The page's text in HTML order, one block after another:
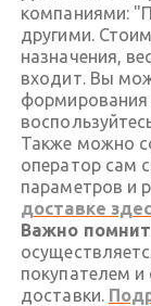
компаниями:
другими.
назначения,
входит. Вы
формирования
Также можно
оператор сам
параметров и
доставке
Важно
покупателем и
доставки.